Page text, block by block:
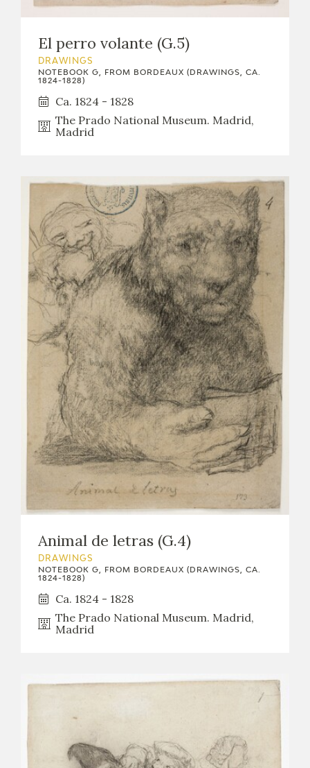
El perro volante (G.5)
DRAWINGS
NOTEBOOK G, FROM BORDEAUX (DRAWINGS, CA.
1824-1828)
Ca. 1824 - 1828
The Prado National Museum. Madrid,
Madrid
Animal de letras (G.4)
DRAWINGS
NOTEBOOK G, FROM BORDEAUX (DRAWINGS, CA.
1824-1828)
Ca. 1824 - 1828
The Prado National Museum. Madrid,
Madrid